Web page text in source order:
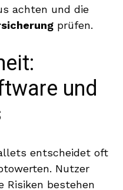
achten und die
prüfen.
und
entscheidet oft
Nutzer
Risiken bestehen